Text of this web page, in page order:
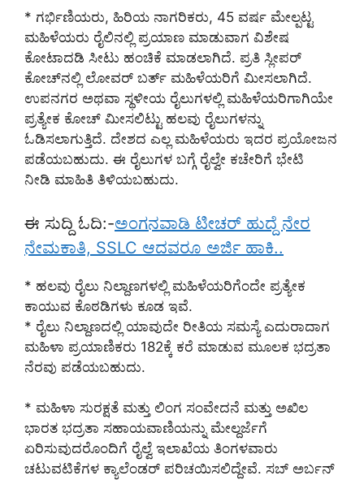
* ಗರ್ಭಿಣಿಯರು, ಹಿರಿಯ ನಾಗರಿಕರು, 45 ವರ್ಷ ಮೇಲ್ಪಟ್ಟ
ಮಹಿಳೆಯರು ರೈಲಿನಲ್ಲಿ ಪ್ರಯಾಣ ಮಾಡುವಾಗ ವಿಶೇಷ
ಕೋಟಾದಡಿ ಸೀಟು ಹಂಚಿಕೆ ಮಾಡಲಾಗಿದೆ. ಪ್ರತಿ ಸ್ಲೀಪರ್
ಕೋಚ್‌ನಲ್ಲಿ ಲೋವರ್ ಬರ್ತ್ ಮಹಿಳೆಯರಿಗೆ ಮೀಸಲಾಗಿದೆ.
ಉಪನಗರ ಅಥವಾ ಸ್ಥಳೀಯ ರೈಲುಗಳಲ್ಲಿ ಮಹಿಳೆಯರಿಗಾಗಿಯೇ
ಪ್ರತ್ಯೇಕ ಕೋಚ್ ಮೀಸಲಿಟ್ಟು ಹಲವು ರೈಲುಗಳನ್ನು
ಓಡಿಸಲಾಗುತ್ತಿದೆ. ದೇಶದ ಎಲ್ಲ ಮಹಿಳೆಯರು ಇದರ ಪ್ರಯೋಜನ
ಪಡೆಯಬಹುದು. ಈ ರೈಲುಗಳ ಬಗ್ಗೆ ರೈಲ್ವೇ ಕಚೇರಿಗೆ ಭೇಟಿ
ನೀಡಿ ಮಾಹಿತಿ ತಿಳಿಯಬಹುದು.
ಈ ಸುದ್ದಿ ಓದಿ:-ಅಂಗನವಾಡಿ ಟೀಚರ್ ಹುದ್ದೆ ನೇರ
ನೇಮಕಾತಿ, SSLC ಆದವರೂ ಅರ್ಜಿ ಹಾಕಿ..
* ಹಲವು ರೈಲು ನಿಲ್ದಾಣಗಳಲ್ಲಿ ಮಹಿಳೆಯರಿಗೆಂದೇ ಪ್ರತ್ಯೇಕ
ಕಾಯುವ ಕೊಠಡಿಗಳು ಕೂಡ ಇವೆ.
* ರೈಲು ನಿಲ್ದಾಣದಲ್ಲಿ ಯಾವುದೇ ರೀತಿಯ ಸಮಸ್ಯೆ ಎದುರಾದಾಗ
ಮಹಿಳಾ ಪ್ರಯಾಣಿಕರು 182ಕ್ಕೆ ಕರೆ ಮಾಡುವ ಮೂಲಕ ಭದ್ರತಾ
ನೆರವು ಪಡೆಯಬಹುದು.
* ಮಹಿಳಾ ಸುರಕ್ಷತೆ ಮತ್ತು ಲಿಂಗ ಸಂವೇದನೆ ಮತ್ತು ಅಖಿಲ
ಭಾರತ ಭದ್ರತಾ ಸಹಾಯವಾಣಿಯನ್ನು ಮೇಲ್ದರ್ಜೆಗೆ
ಏರಿಸುವುದರೊಂದಿಗೆ ರೈಲ್ವೆ ಇಲಾಖೆಯ ತಿಂಗಳವಾರು
ಚಟುವಟಿಕೆಗಳ ಕ್ಯಾಲೆಂಡರ್ ಪರಿಚಯಿಸಲಿದ್ದೇವೆ. ಸಬ್ ಅರ್ಬನ್